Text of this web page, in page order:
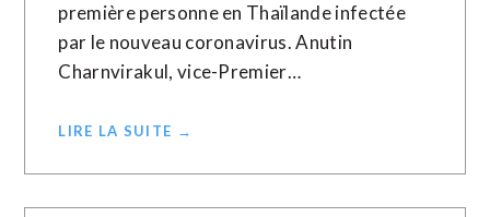
première personne en Thaïlande infectée
par le nouveau coronavirus. Anutin
Charnvirakul, vice-Premier…
LIRE LA SUITE →